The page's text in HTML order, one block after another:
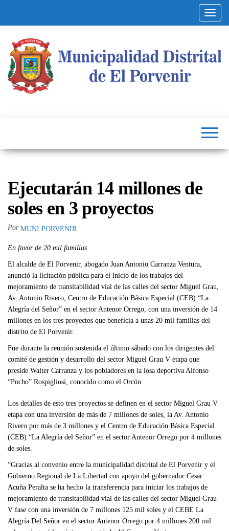
Ejecutarán 14 millones de
soles en 3 proyectos
Por MUNI PORVENIR
En favor de 20 mil familias
El alcalde de El Porvenir, abogado Juan Antonio Carranza Ventura,
anunció la licitación pública para el inicio de los trabajos del
mejoramiento de transitabilidad vial de las calles del sector Miguel Grau,
Av. Antonio Rivero, Centro de Educación Básica Especial (CEB) “La
Alegría del Señor” en el sector Antenor Orrego, con una inversión de 14
millones en los tres proyectos que beneficia a unas 20 mil familias del
distrito de El Porvenir.
Fue durante la reunión sostenida el último sábado con los dirigentes del
comité de gestión y desarrollo del sector Miguel Grau V etapa que
preside Walter Carranza y los pobladores en la losa deportiva Alfonso
“Pocho” Rospigliosi, conocido como el Orcón.
Los detalles de esto tres proyectos se definen en el sector Miguel Grau V
etapa con una inversión de más de 7 millones de soles, la Av. Antonio
Rivero por más de 3 millones y el Centro de Educación Básica Especial
(CEB) “La Alegría del Señor” en el sector Antenor Orrego por 4 millones
de soles.
“Gracias al convenio entre la municipalidad distrital de El Porvenir y el
Gobierno Regional de La Libertad con apoyo del gobernador Cesar
Acuña Peralta se ha hecho la transferencia para iniciar los trabajos de
mejoramiento de transitabilidad vial de las calles del sector Miguel Grau
V fase con una inversión de 7 millones 125 mil soles y el CEBE La
Alegría Del Señor en el sector Antenor Orrego por 4 millones 200 mil